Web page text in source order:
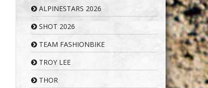
ALPINESTARS 2026
SHOT 2026
TEAM FASHIONBIKE
TROY LEE
THOR